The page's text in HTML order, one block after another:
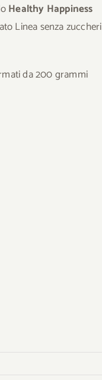
Healthy Happiness
Linea senza zuccheri
da 200 grammi